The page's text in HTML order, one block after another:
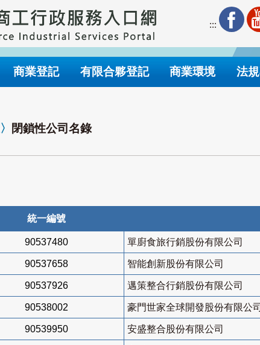
:::
商業登記 有限合夥登記 商業環境 法
〉 閉鎖性公司名錄
統一編號
90537480 單廚食旅行銷股份有限公司
90537658 智能創新股份有限公司
90537926 邁策整合行銷股份有限公司
90538002 豪門世家全球開發股份有限公司
90539950 安盛整合股份有限公司